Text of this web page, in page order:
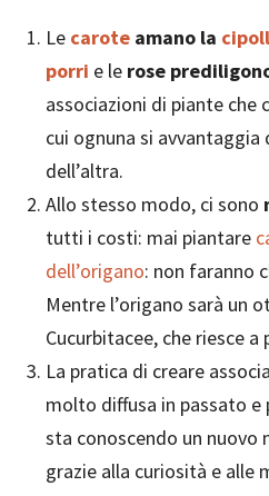
Le carote amano la
porri e le rose
associazioni di piante che
cui ognuna si
dell’altra.
Allo stesso modo, ci sono
tutti i costi: mai piantare
dell’origano: non faranno
Mentre l’origano sarà un
Cucurbitacee, che riesce
La pratica di creare
molto diffusa in passato
sta conoscendo un
grazie alla curiosità e alle